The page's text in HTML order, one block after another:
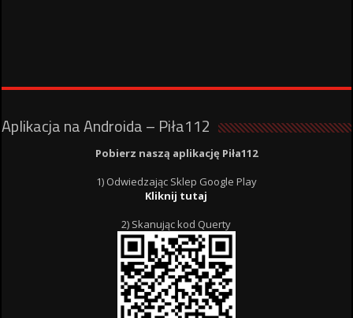
Aplikacja na Androida – Piła112
Pobierz naszą aplikację Piła112
1) Odwiedzając Sklep Google Play
Kliknij tutaj
2) Skanując kod Querty